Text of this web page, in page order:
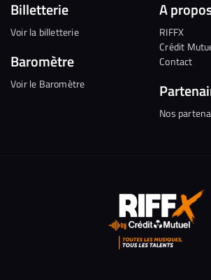
Billetterie
Voir la billetterie
Baromètre
Voir le Baromètre
A
RIFFX
Crédit
Contact
Nos